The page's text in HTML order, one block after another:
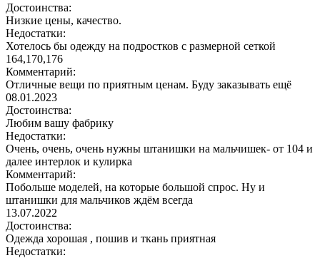
Достоинства:
Низкие цены, качество.
Недостатки:
Хотелось бы одежду на подростков с размерной сеткой
164,170,176
Комментарий:
Отличные вещи по приятным ценам. Буду заказывать ещё
08.01.2023
Достоинства:
Любим вашу фабрику
Недостатки:
Очень, очень, очень нужны штанишки на мальчишек- от 104 и
далее интерлок и кулирка
Комментарий:
Побольше моделей, на которые большой спрос. Ну и
штанишки для мальчиков ждём всегда
13.07.2022
Достоинства:
Одежда хорошая , пошив и ткань приятная
Недостатки: